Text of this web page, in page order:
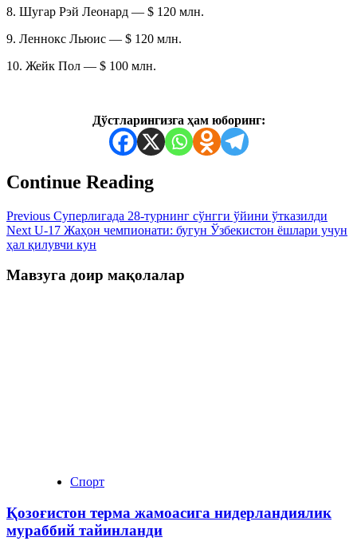
8. Шугар Рэй Леонард — $ 120 млн.
9. Леннокс Льюис — $ 120 млн.
10. Жейк Пол — $ 100 млн.
Дўстларингизга ҳам юборинг:
Continue Reading
Previous Суперлигада 28-турнинг сўнгги ўйини ўтказилди
Next U-17 Жаҳон чемпионати: бугун Ўзбекистон ёшлари учун
ҳал қилувчи кун
Мавзуга доир мақолалар
Спорт
Қозоғистон терма жамоасига нидерландиялик
мураббий тайинланди